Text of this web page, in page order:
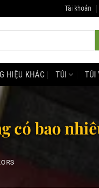
Tài khoản
HIỆU KHÁC TÚI TÚI
có bao